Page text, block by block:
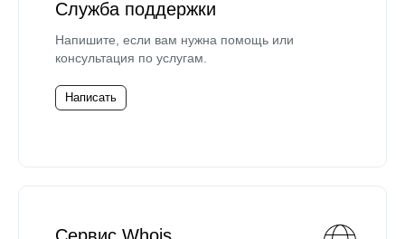
Служба поддержки
Напишите, если вам нужна помощь или
консультация по услугам.
Написать